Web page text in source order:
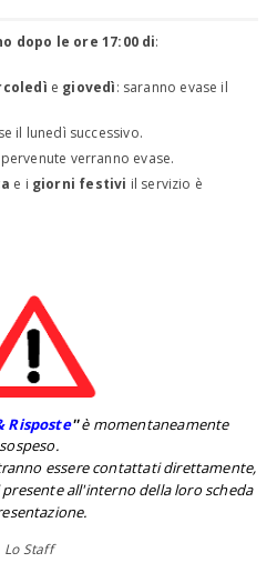
dopo le ore 17:00 di:
e giovedì: saranno evase il
il lunedì successivo.
verranno evase.
e i giorni festivi il servizio è
Risposte''è momentaneamente
sospeso.
essere contattati direttamente,
all'interno della loro scheda
Lo Staff